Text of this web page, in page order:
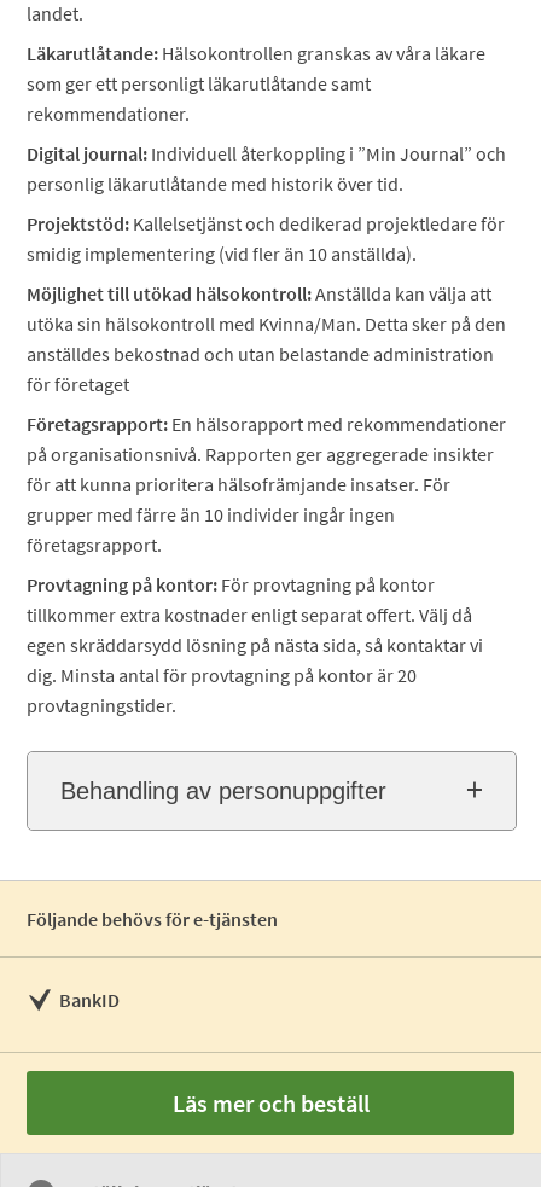
landet.
Läkarutlåtande: Hälsokontrollen granskas av våra läkare
som ger ett personligt läkarutlåtande samt
rekommendationer.
Digital journal: Individuell återkoppling i ”Min Journal” och
personlig läkarutlåtande med historik över tid.
Projektstöd: Kallelsetjänst och dedikerad projektledare för
smidig implementering (vid fler än 10 anställda).
Möjlighet till utökad hälsokontroll:Anställda kan välja att
utöka sin hälsokontroll med Kvinna/Man. Detta sker på den
anställdes bekostnad och utan belastande administration
för företaget
Företagsrapport: En hälsorapport med rekommendationer
på organisationsnivå. Rapporten ger aggregerade insikter
för att kunna prioritera hälsofrämjande insatser. För
grupper med färre än 10 individer ingår ingen
företagsrapport.
Provtagning på kontor: För provtagning på kontor
tillkommer extra kostnader enligt separat offert. Välj då
egen skräddarsydd lösning på nästa sida, så kontaktar vi
dig. Minsta antal för provtagning på kontor är 20
provtagningstider.
Behandling av personuppgifter
Följande behövs för e-tjänsten
BankID
Läs mer och beställ